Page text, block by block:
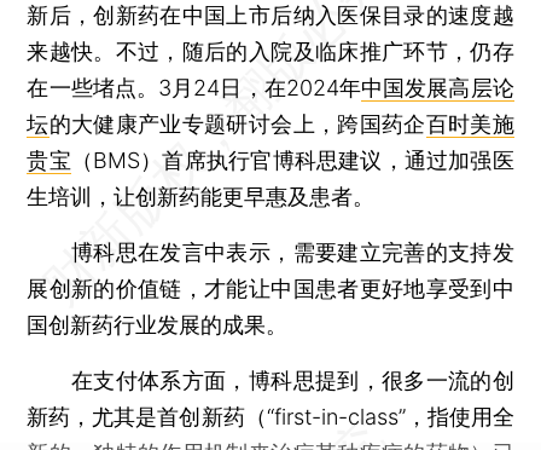
新后，创新药在中国上市后纳入医保目录的速度越
来越快。不过，随后的入院及临床推广环节，仍存
在一些堵点。3月24日，在2024年中国发展高层论
坛的大健康产业专题研讨会上，跨国药企百时美施
贵宝 （BMS）首席执行官博科思建议，通过加强医
生培训，让创新药能更早惠及患者。
博科思在发言中表示，需要建立完善的支持发
展创新的价值链，才能让中国患者更好地享受到中
国创新药行业发展的成果。
在支付体系方面，博科思提到，很多一流的创
新药，尤其是首创新药（“first-in-class”，指使用全